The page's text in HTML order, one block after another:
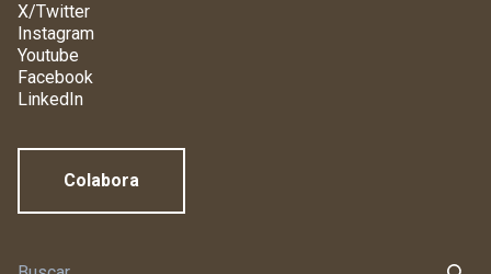
X/Twitter
Instagram
Youtube
Facebook
LinkedIn
Colabora